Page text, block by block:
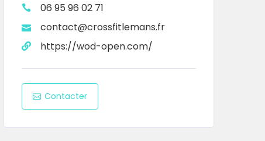
06 95 96 02 71
contact@crossfitlemans.fr
https://wod-open.com/
Contacter